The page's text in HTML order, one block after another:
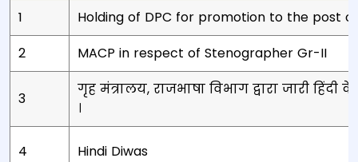
1
Holding of DPC for promotion to the post
2
MACP in respect of Stenographer Gr-II
3
गृह मंत्रालय, राजभाषा विभाग द्वारा जारी
।
4 Hindi Diwas